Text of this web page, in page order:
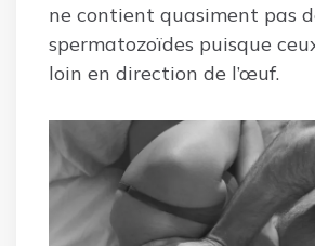
ne contient quasiment pas
spermatozoïdes puisque
loin en direction de l’œuf.